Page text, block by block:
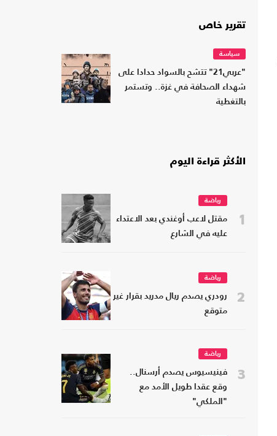
تقرير خاص
سياسة
"عربي21" تتشح بالسواد حدادا على
شهداء الصحافة في غزة.. وتستمر
بالتغطية
الأكثر قراءة اليوم
1
رياضة
مقتل لاعب أوغندي بعد الاعتداء
عليه في الشارع
2
رياضة
رودري يصدم ريال مدريد بقرار غير
متوقع
3
رياضة
فينيسيوس يصدم أرسنال..
وقع عقدا طويل الأمد مع
"الملكي"